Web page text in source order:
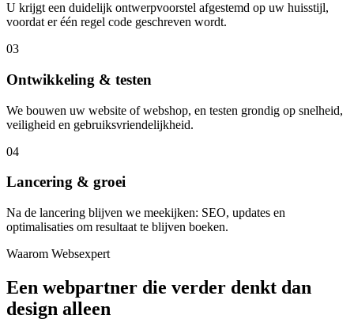
U krijgt een duidelijk ontwerpvoorstel afgestemd op uw huisstijl,
voordat er één regel code geschreven wordt.
03
Ontwikkeling & testen
We bouwen uw website of webshop, en testen grondig op snelheid,
veiligheid en gebruiksvriendelijkheid.
04
Lancering & groei
Na de lancering blijven we meekijken: SEO, updates en
optimalisaties om resultaat te blijven boeken.
Waarom Websexpert
Een webpartner die verder denkt dan
design alleen